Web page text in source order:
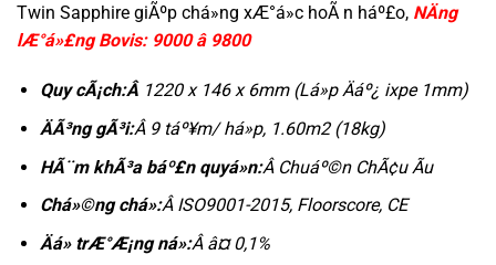
Twin Sapphire giÃºp chá»ng xÆ°á»c hoÃ n háº£o, NÄng
lÆ°á»£ng Bovis: 9000 â 9800
Quy cÃ¡ch:Â 1220 x 146 x 6mm (Lá»p Äáº¿ ixpe 1mm)
ÄÃ³ng gÃ³i:Â 9 táº¥m/ há»p, 1.60m2 (18kg)
HÃ¨m khÃ³a báº£n quyá»n:Â Chuáº©n ChÃ¢u Ãu
Chá»©ng chá»:Â ISO9001-2015, Floorscore, CE
Äá» trÆ°Æ¡ng ná»:Â â¤ 0,1%